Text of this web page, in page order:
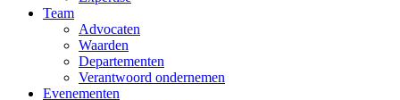
Team
Advocaten
Waarden
Departementen
Verantwoord ondernemen
Evenementen